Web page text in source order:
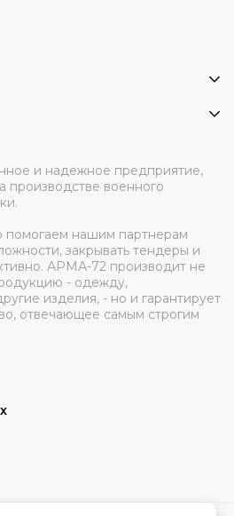
и надежное предприятие,
производстве военного
помогаем нашим партнерам
закрывать тендеры и
АРМА-72 производит не
- одежду,
изделия, - но и гарантирует
отвечающее самым строгим